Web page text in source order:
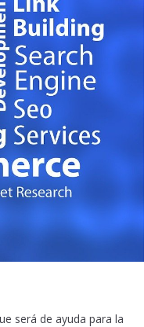
será de ayuda para la